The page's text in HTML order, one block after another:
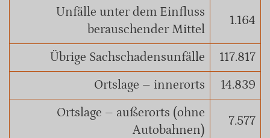
Unfälle unter dem Einfluss
berauschender Mittel
1.164
Übrige Sachschadensunfälle
117.817
Ortslage – innerorts
14.839
Ortslage – außerorts (ohne
Autobahnen)
7.577